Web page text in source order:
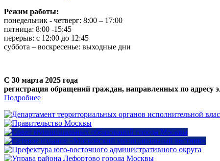
Режим работы:
понедельник - четверг: 8:00 – 17:00
пятница: 8:00 -15:45
перерыв: с 12:00 до 12:45
суббота – воскресенье: выходные дни
С 30 марта 2025 года
регистрация обращений граждан, направленных по
Подробнее